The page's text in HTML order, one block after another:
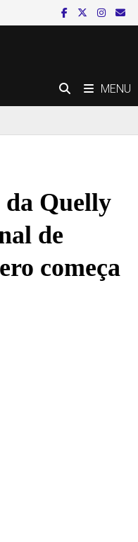
MENU
da Quelly
de
começa